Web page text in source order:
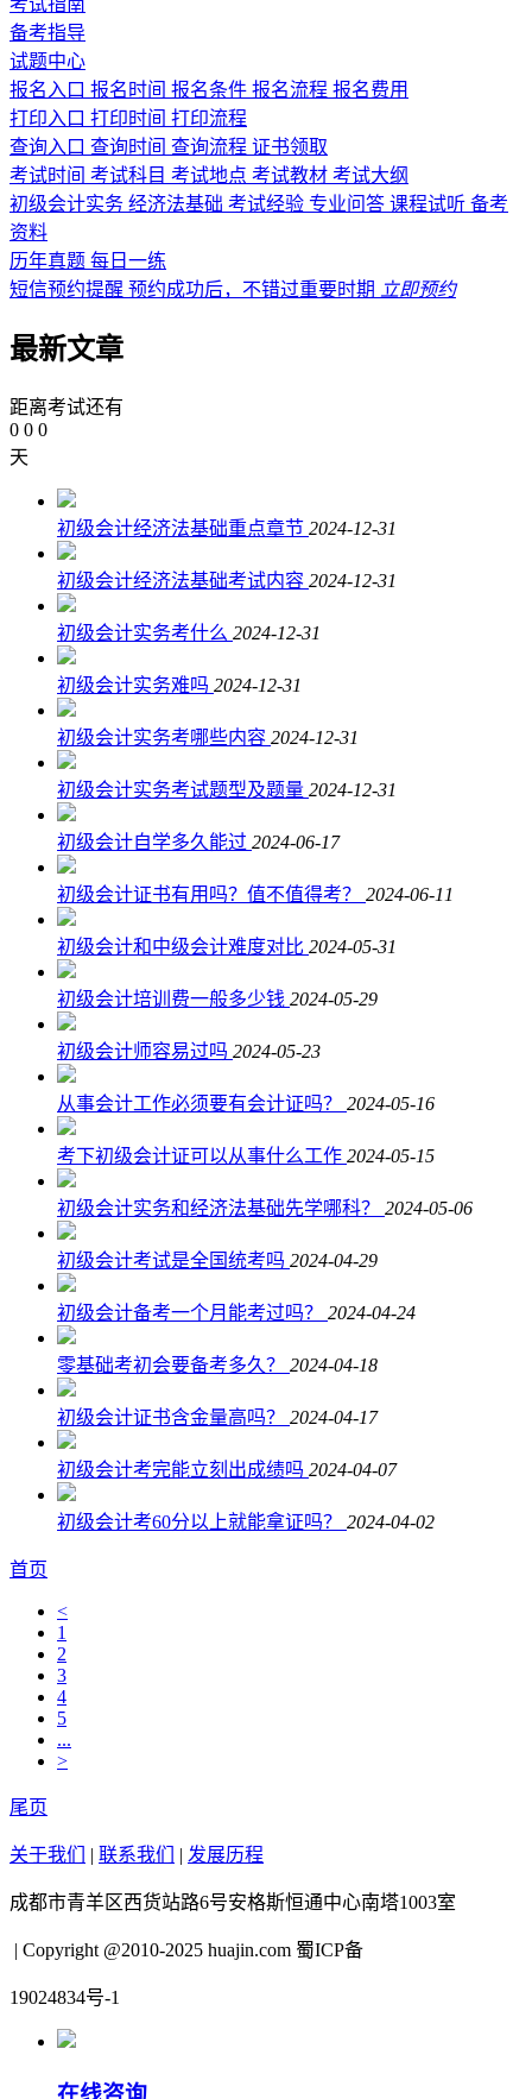
考试指南
备考指导
试题中心
报名入口 报名时间 报名条件 报名流程 报名费用
打印入口 打印时间 打印流程
查询入口 查询时间 查询流程 证书领取
考试时间 考试科目 考试地点 考试教材 考试大纲
初级会计实务 经济法基础 考试经验 专业问答 课程试听 备考
资料
历年真题 每日一练
短信预约提醒 预约成功后，不错过重要时期 立即预约
最新文章
距离考试还有
0 0 0
天
初级会计经济法基础重点章节 2024-12-31
初级会计经济法基础考试内容 2024-12-31
初级会计实务考什么 2024-12-31
初级会计实务难吗 2024-12-31
初级会计实务考哪些内容 2024-12-31
初级会计实务考试题型及题量 2024-12-31
初级会计自学多久能过 2024-06-17
初级会计证书有用吗？值不值得考？ 2024-06-11
初级会计和中级会计难度对比 2024-05-31
初级会计培训费一般多少钱 2024-05-29
初级会计师容易过吗 2024-05-23
从事会计工作必须要有会计证吗？ 2024-05-16
考下初级会计证可以从事什么工作 2024-05-15
初级会计实务和经济法基础先学哪科？ 2024-05-06
初级会计考试是全国统考吗 2024-04-29
初级会计备考一个月能考过吗？ 2024-04-24
零基础考初会要备考多久？ 2024-04-18
初级会计证书含金量高吗？ 2024-04-17
初级会计考完能立刻出成绩吗 2024-04-07
初级会计考60分以上就能拿证吗？ 2024-04-02
首页
<
1
2
3
4
5
...
>
尾页
关于我们 | 联系我们 | 发展历程
成都市青羊区西货站路6号安格斯恒通中心南塔1003室
| Copyright @2010-2025 huajin.com 蜀ICP备
19024834号-1
在线咨询